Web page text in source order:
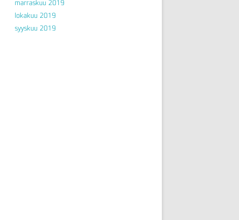
marraskuu 2019
lokakuu 2019
syyskuu 2019